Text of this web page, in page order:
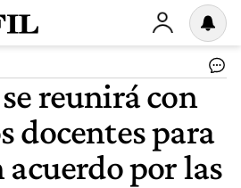
reunirá con
docentes para
por las